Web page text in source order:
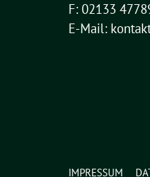
F: 02133
E-Mail:
IMPRESSUM